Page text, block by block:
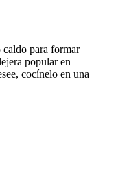
para formar
popular en
cocínelo en una